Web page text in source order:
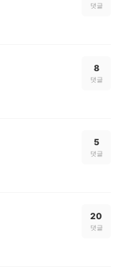
댓글
8
댓글
5
댓글
20
댓글